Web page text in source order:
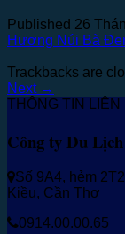
Published 26
Hương Núi Bà
Trackbacks are
Next →
THÔNG TIN LIÊN
Công ty Du
Số 9A4, hẻm
Kiều, Cần Thơ
0914.00.00.65